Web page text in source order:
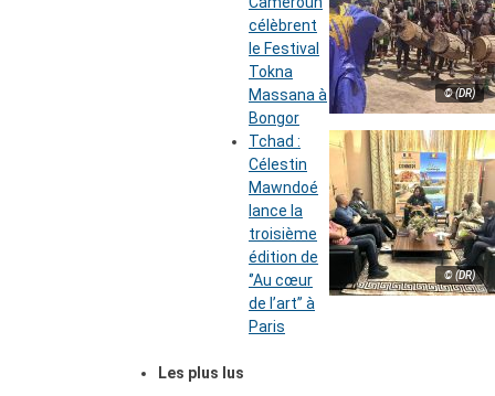
© (DR)
célèbrent
le Festival
Tokna
Massana à
Bongor
© (DR)
Tchad :
Célestin
Mawndoé
lance la
troisième
édition de
‘’Au cœur
de l’art’’ à
Paris
Les plus lus